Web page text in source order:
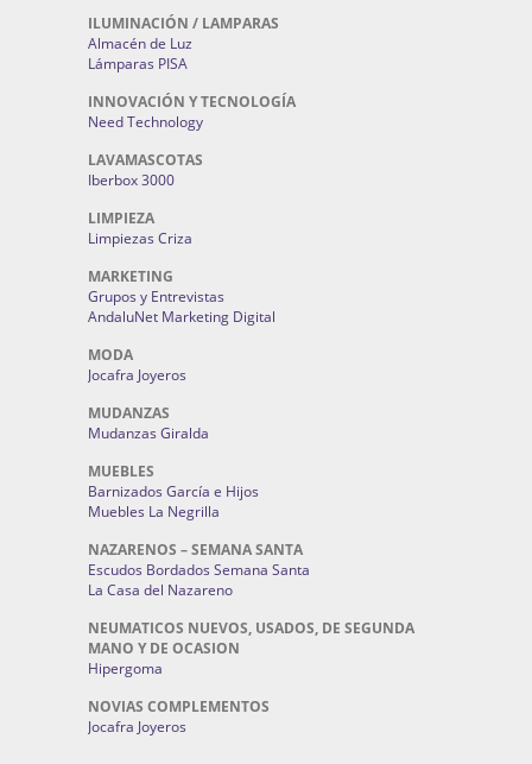
ILUMINACIÓN / LAMPARAS
Almacén de Luz
Lámparas PISA
INNOVACIÓN Y TECNOLOGÍA
Need Technology
LAVAMASCOTAS
Iberbox 3000
LIMPIEZA
Limpiezas Criza
MARKETING
Grupos y Entrevistas
AndaluNet Marketing Digital
MODA
Jocafra Joyeros
MUDANZAS
Mudanzas Giralda
MUEBLES
Barnizados García e Hijos
Muebles La Negrilla
NAZARENOS – SEMANA SANTA
Escudos Bordados Semana Santa
La Casa del Nazareno
NEUMATICOS NUEVOS, USADOS, DE SEGUNDA
MANO Y DE OCASION
Hipergoma
NOVIAS COMPLEMENTOS
Jocafra Joyeros